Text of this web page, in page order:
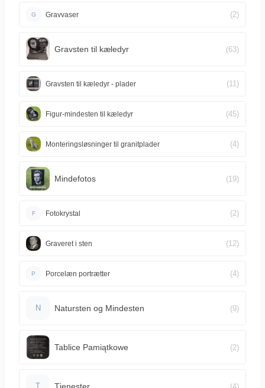
G Gravvaser (2)
Gravsten til kæledyr (63)
Gravsten til kæledyr - plader (11)
Figur-mindesten til kæledyr (45)
Monteringsløsninger til granitplader (4)
Mindefotos (19)
F Fotokrystal (2)
Graveret i sten (12)
P Porcelæn portrætter (4)
N Natursten og Mindesten (9)
Tablice Pamiątkowe (2)
Tjenester